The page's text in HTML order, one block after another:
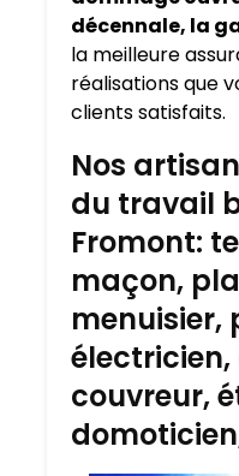
décennale, la
la meilleure
réalisations que
clients satisfaits.
Nos
du travail
Fromont:
maçon,
menuisier,
couvreur,